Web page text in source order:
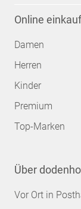
Online
Damen
Herren
Kinder
Premium
Top-Marken
Über
Vor Ort in